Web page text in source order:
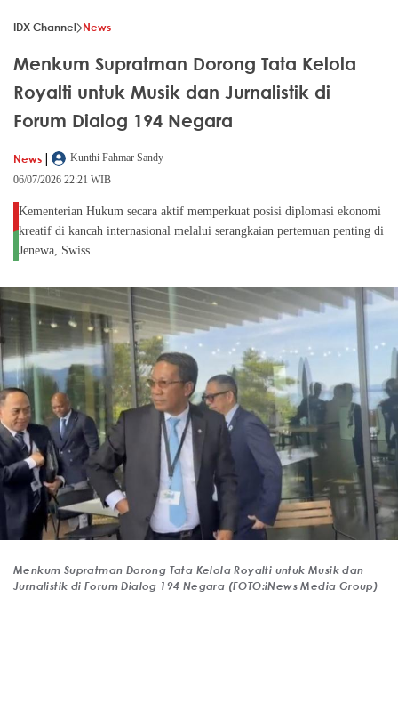
IDX Channel News
Menkum Supratman Dorong Tata Kelola
Royalti untuk Musik dan Jurnalistik di
Forum Dialog 194 Negara
News |
Kunthi Fahmar Sandy
06/07/2026 22:21 WIB
Kementerian Hukum secara aktif memperkuat posisi diplomasi ekonomi
kreatif di kancah internasional melalui serangkaian pertemuan penting di
Jenewa, Swiss.
Menkum Supratman Dorong Tata Kelola Royalti untuk Musik dan
Jurnalistik di Forum Dialog 194 Negara (FOTO:iNews Media Group)